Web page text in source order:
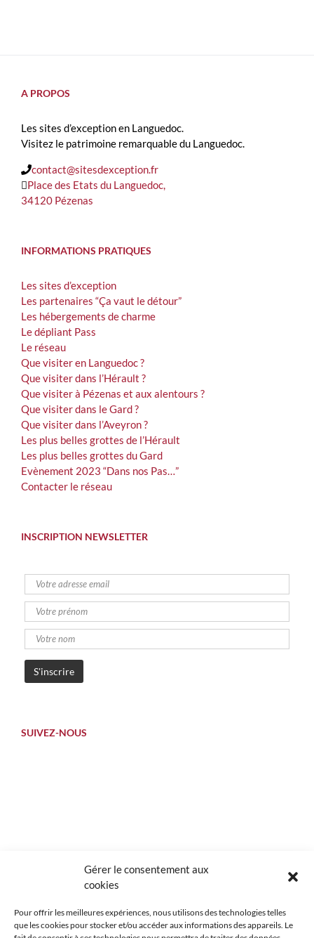
Gérer le consentement aux
cookies
Pour offrir les meilleures expériences, nous utilisons des technologies telles
que les cookies pour stocker et/ou accéder aux informations des appareils. Le
A PROPOS
Les sites d’exception en Languedoc.
Visitez le patrimoine remarquable du Languedoc.
contact@sitesdexception.fr
Place des Etats du Languedoc,
34120 Pézenas
INFORMATIONS PRATIQUES
Les sites d’exception
Les partenaires “Ça vaut le détour”
Les hébergements de charme
Le dépliant Pass
Le réseau
Que visiter en Languedoc ?
Que visiter dans l’Hérault ?
Que visiter à Pézenas et aux alentours ?
Que visiter dans le Gard ?
Que visiter dans l’Aveyron ?
Les plus belles grottes de l’Hérault
Les plus belles grottes du Gard
Evènement 2023 “Dans nos Pas…”
Contacter le réseau
INSCRIPTION NEWSLETTER
SUIVEZ-NOUS